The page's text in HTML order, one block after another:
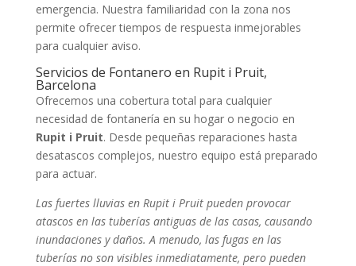
emergencia. Nuestra familiaridad con la zona nos
permite ofrecer tiempos de respuesta inmejorables
para cualquier aviso.
Servicios de Fontanero en Rupit i Pruit,
Barcelona
Ofrecemos una cobertura total para cualquier
necesidad de fontanería en su hogar o negocio en
Rupit i Pruit. Desde pequeñas reparaciones hasta
desatascos complejos, nuestro equipo está preparado
para actuar.
Las fuertes lluvias en Rupit i Pruit pueden provocar
atascos en las tuberías antiguas de las casas, causando
inundaciones y daños. A menudo, las fugas en las
tuberías no son visibles inmediatamente, pero pueden